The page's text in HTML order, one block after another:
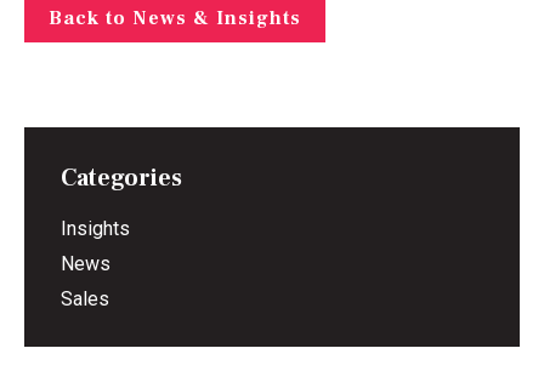
Back to News & Insights
Categories
Insights
News
Sales